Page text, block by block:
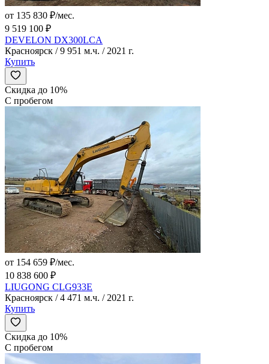
от 135 830 ₽/мес.
9 519 100 ₽
DEVELON DX300LCA
Красноярск / 9 951 м.ч. / 2021 г.
Купить
Скидка до 10%
С пробегом
от 154 659 ₽/мес.
10 838 600 ₽
LIUGONG CLG933E
Красноярск / 4 471 м.ч. / 2021 г.
Купить
Скидка до 10%
С пробегом